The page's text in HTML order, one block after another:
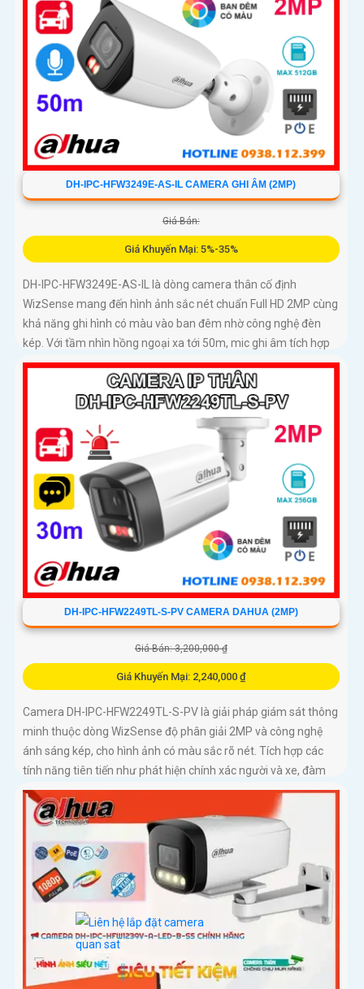
DH-IPC-HFW3249E-AS-IL CAMERA GHI ÂM (2MP)
Giá Bán:
Giá Khuyến Mại: 5%-35%
DH-IPC-HFW3249E-AS-IL là dòng camera thân cố định
WizSense mang đến hình ảnh sắc nét chuẩn Full HD 2MP cùng
khả năng ghi hình có màu vào ban đêm nhờ công nghệ đèn
kép. Với tầm nhìn hồng ngoại xa tới 50m, mic ghi âm tích hợp
và khả năng phân biệt chính xác giữa người và xe giúp giám
sát hiệu quả và giảm thiểu cảnh báo giả, hỗ trợ khe thẻ nhớ lên
đến 512GB, chuẩn chống nước IP67 giá rẻ
DH-IPC-HFW2249TL-S-PV CAMERA DAHUA (2MP)
Giá Bán: 3,200,000 ₫
Giá Khuyến Mại: 2,240,000 ₫
Camera DH-IPC-HFW2249TL-S-PV là giải pháp giám sát thông
minh thuộc dòng WizSense độ phân giải 2MP và công nghệ
ánh sáng kép, cho hình ảnh có màu sắc rõ nét. Tích hợp các
tính năng tiên tiến như phát hiện chính xác người và xe, đàm
thoại hai chiều, hỗ trợ thẻ nhớ lên đến 256GB và tầm nhìn hồng
ngoại 30m, camera giúp nâng cao hiệu quả an ninh một cách
toàn diện chuẩn IP67 lắp ngoài trời